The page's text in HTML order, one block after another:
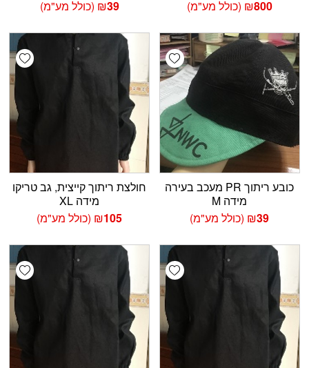
₪800 (כולל מע"מ) ₪39 (כולל מע"מ)
Add wishlist
כובע ריתוך PR מעכב בעירה
מידה M
₪39 (כולל מע"מ)
חולצת ריתוך קייצית, גב טריקו
מידה XL
₪105 (כולל מע"מ)
Add wishlist